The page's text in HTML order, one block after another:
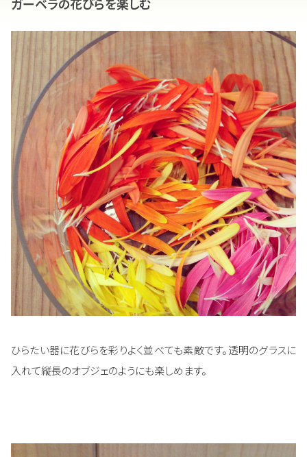
ひらたい器に花びらを彩りよく並べても素敵です。透明のグラスに
入れて縦長のオブジェのようにも楽しめます。